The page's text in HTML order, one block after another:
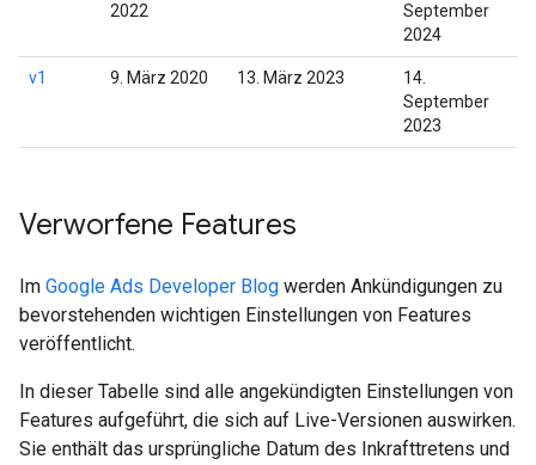
2022
September
2024
v1 9. März 2020 13. März 2023
14.
September
2023
Verworfene Features
Im Google Ads Developer Blog werden Ankündigungen zu
bevorstehenden wichtigen Einstellungen von Features
veröffentlicht.
In dieser Tabelle sind alle angekündigten Einstellungen von
Features aufgeführt, die sich auf Live-Versionen auswirken.
Sie enthält das ursprüngliche Datum des Inkrafttretens und